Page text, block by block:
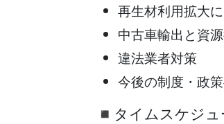
再生材利用拡大
中古車輸出と資
違法業者対策
今後の制度・政
◾️タイムスケジュ